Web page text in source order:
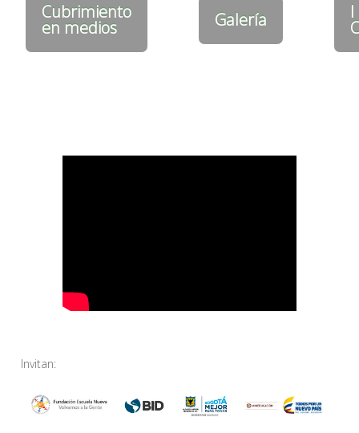
Cubrimiento
en medios Galería I
Invitan: